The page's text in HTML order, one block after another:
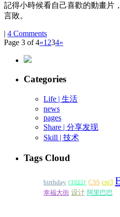
記得小時候看自己喜歡的動畫片
言敗。
| 4 Comments
Page 3 of 4«1 234»
Categories
Life | 生活
news
pages
Share | 分享发现
Skill | 技术
Tags Cloud
birthday CD設計 CSS css3
幸福大街 设计 阿里巴巴